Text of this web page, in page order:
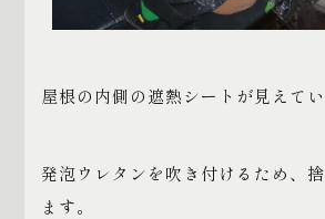
屋根の内側の遮熱シートが見えてい
発泡ウレタンを吹き付けるため、
ます。